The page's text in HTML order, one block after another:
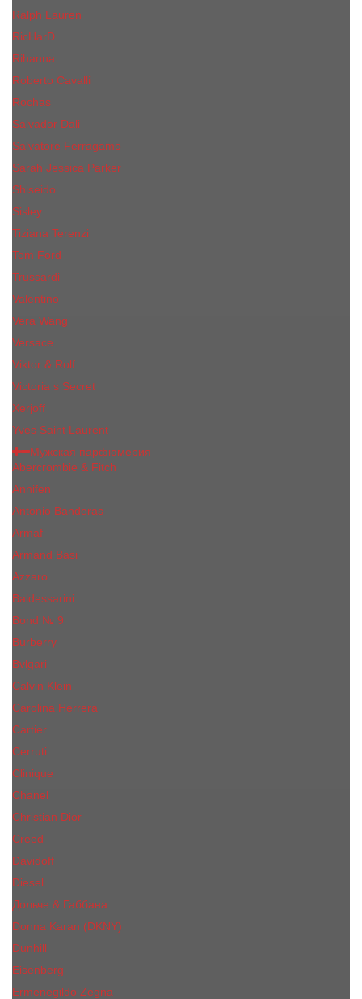
Ralph Lauren
RicHarD
Rihanna
Roberto Cavalli
Rochas
Salvador Dali
Salvatore Ferragamo
Sarah Jessica Parker
Shiseido
Sisley
Tiziana Terenzi
Tom Ford
Trussardi
Valentino
Vera Wang
Versace
Viktor & Rolf
Victoria s Secret
Xerjoff
Yves Saint Laurent
Мужская парфюмерия
Abercrombie & Fitch
Annifen
Antonio Banderas
Armaf
Armand Basi
Azzaro
Baldessarini
Bond № 9
Burberry
Bvlgari
Calvin Klein
Carolina Herrera
Cartier
Cerruti
Сliniquе
Chanel
Christian Dior
Creed
Davidoff
Diesel
Дольче & Габбана
Donna Karan (DKNY)
Dunhill
Eisenberg
Ermenegildo Zegna